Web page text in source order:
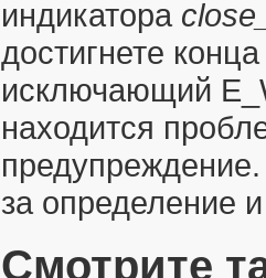
индикатора
достигнете
исключающий
находится
за определение
Смотрите